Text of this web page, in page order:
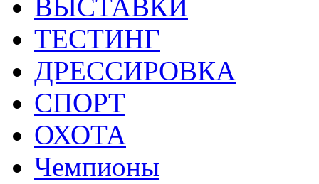
ВЫСТАВКИ
ТЕСТИНГ
ДРЕССИРОВКА
СПОРТ
ОХОТА
Чемпионы